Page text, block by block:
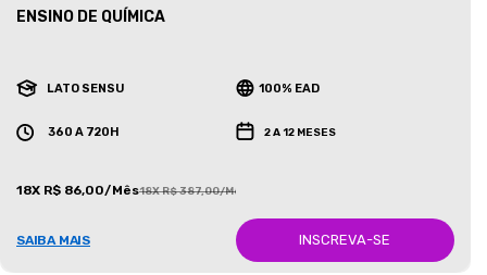
ENSINO DE QUÍMICA
LATO SENSU 100% EAD
360 A 720H 2 A 12 MESES
18X R$ 86,00/Mês18X R$ 387,00/Mês
SAIBA MAIS INSCREVA-SE